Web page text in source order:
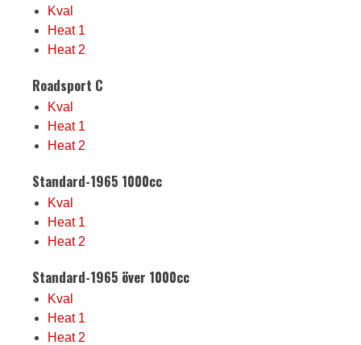
Kval
Heat 1
Heat 2
Roadsport C
Kval
Heat 1
Heat 2
Standard-1965 1000cc
Kval
Heat 1
Heat 2
Standard-1965 över 1000cc
Kval
Heat 1
Heat 2